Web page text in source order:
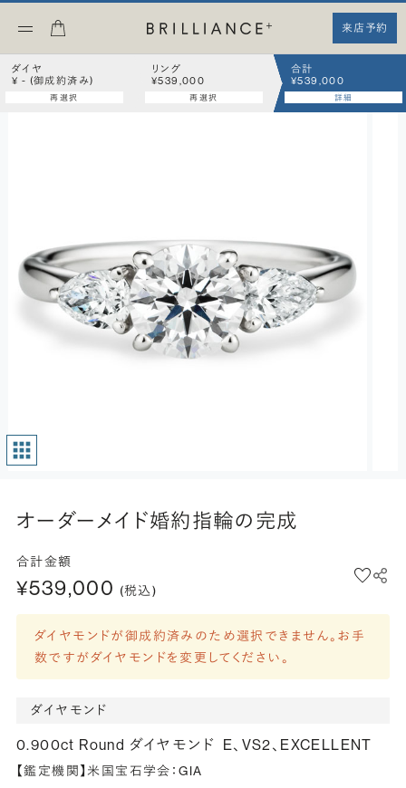
来店予約
ダイヤ
¥ - (御成約済み)
再選択
リング
¥539,000
再選択
合計
¥539,000
詳細
オーダーメイド婚約指輪の完成
合計金額
¥539,000 (税込)
ダイヤモンドが御成約済みのため選択できません。お手
数ですがダイヤモンドを変更してください。
ダイヤモンド
0.900ct Round ダイヤモンド E、VS2、EXCELLENT
【鑑定機関】米国宝石学会：GIA